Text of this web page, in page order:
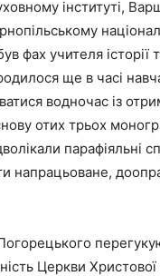
інституті,
фах учителя
ще в часі
водночас із
отих трьох
парафіяльні
напрацьоване,
Церкви